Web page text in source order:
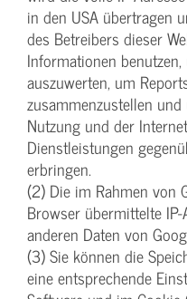
in den USA übertragen
des Betreibers dieser
Informationen
auszuwerten, um
zusammenzustellen
Nutzung und der
Dienstleistungen
erbringen.
(2) Die im Rahmen von
Browser übermittelte
anderen Daten von
(3) Sie können die
eine entsprechende